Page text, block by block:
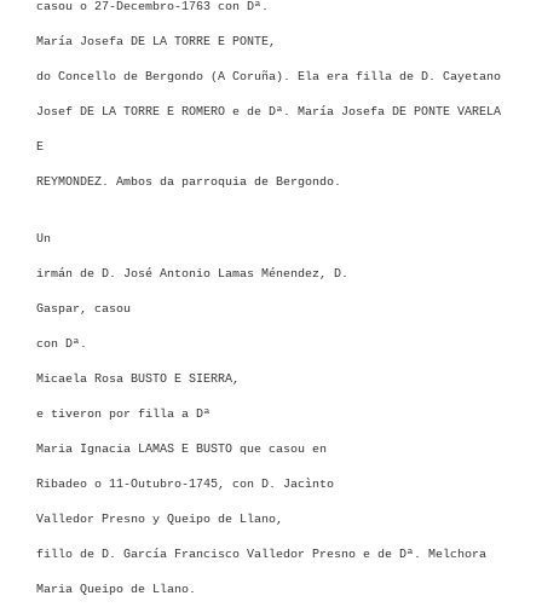
casou o 27-Decembro-1763 con Dª.
María Josefa DE LA TORRE E PONTE,
do Concello de Bergondo (A Coruña). Ela era filla de D. Cayetano
Josef DE LA TORRE E ROMERO e de Dª. María Josefa DE PONTE VARELA
E
REYMONDEZ. Ambos da parroquia de Bergondo.
Un
irmán de D. José Antonio Lamas Ménendez, D.
Gaspar, casou
con Dª.
Micaela Rosa BUSTO E SIERRA,
e tiveron por filla a Dª
Maria Ignacia LAMAS E BUSTO que casouen
Ribadeo o 11-Outubro-1745, con D. Jacìnto
Valledor Presno y Queipo de Llano,
fillo de D. García Francisco Valledor Presno e de Dª. Melchora
Maria Queipo de Llano.